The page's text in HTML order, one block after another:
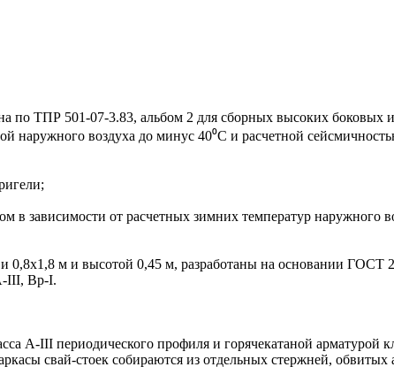
ТПР 501-07-3.83, альбом 2 для сборных высоких боковых
наружного воздуха до минус 40⁰С и расчетной
зависимости от расчетных зимних температур наружного
0,8х1,8 м и высотой 0,45 м, разработаны на основании ГОСТ
III, Вр-I.
А-III периодического профиля и горячекатаной арматурой
свай-стоек собираются из отдельных стержней,